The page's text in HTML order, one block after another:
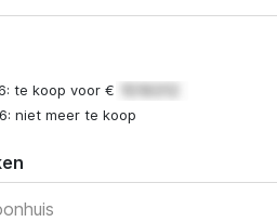
te koop voor €
niet meer te koop